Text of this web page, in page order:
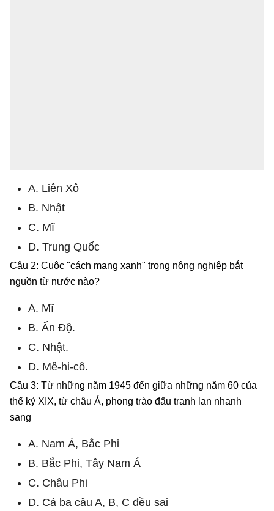
A. Liên Xô
B. Nhật
C. Mĩ
D. Trung Quốc
Câu 2: Cuộc "cách mạng xanh" trong nông nghiệp bắt
nguồn từ nước nào?
A. Mĩ
B. Ấn Độ.
C. Nhật.
D. Mê-hi-cô.
Câu 3: Từ những năm 1945 đến giữa những năm 60 của
thế kỷ XIX, từ châu Á, phong trào đấu tranh lan nhanh
sang
A. Nam Á, Bắc Phi
B. Bắc Phi, Tây Nam Á
C. Châu Phi
D. Cả ba câu A, B, C đều sai